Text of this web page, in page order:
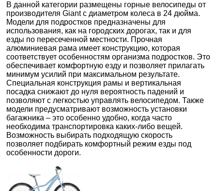
В данной категории размещены горные велосипеды от
производителя Giant с диаметром колеса в 24 дюйма.
Модели для подростков предназначены для
использования, как на городских дорогах, так и для
езды по пересеченной местности. Прочная
алюминиевая рама имеет конструкцию, которая
соответствует особенностям организма подростков. Это
обеспечивает комфортную езду и позволяет прилагать
минимум усилий при максимальном результате.
Специальная конструкция рамы и вертикальная
посадка снижают до нуля вероятность падений и
позволяют с легкостью управлять велосипедом. Также
модели предусматривают возможность установки
багажника – это особенно удобно, когда часто
необходима транспортировка каких-либо вещей.
Возможность выбирать подходящую скорость
позволяет подбирать комфортный режим езды под
особенности дороги.